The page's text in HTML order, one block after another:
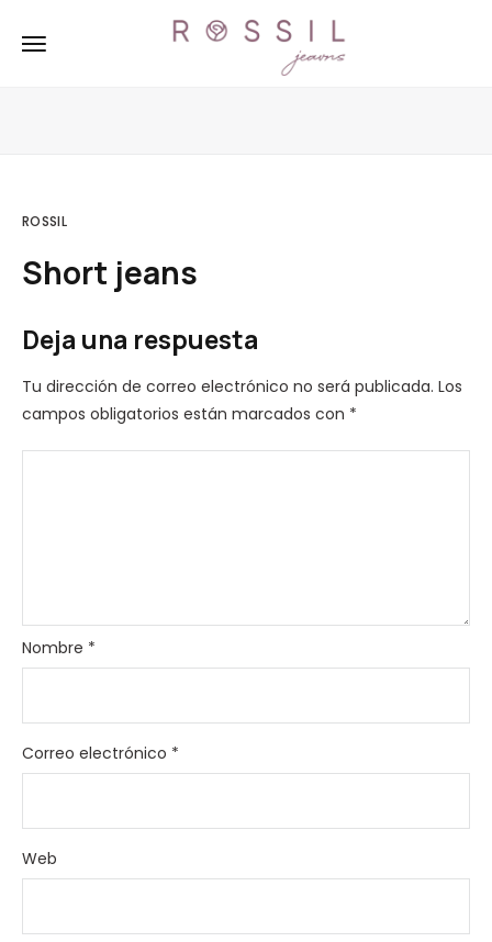
ROSSIL
Short jeans
Deja una respuesta
Tu dirección de correo electrónico no será publicada. Los
campos obligatorios están marcados con *
Nombre *
Correo electrónico *
Web